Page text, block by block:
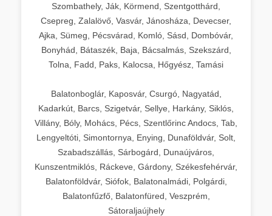
Szombathely, Ják, Körmend, Szentgotthárd,
Csepreg, Zalalövő, Vasvár, Jánosháza, Devecser,
Ajka, Sümeg, Pécsvárad, Komló, Sásd, Dombóvár,
Bonyhád, Bátaszék, Baja, Bácsalmás, Szekszárd,
Tolna, Fadd, Paks, Kalocsa, Hőgyész, Tamási
Balatonboglár, Kaposvár, Csurgó, Nagyatád,
Kadarkút, Barcs, Szigetvár, Sellye, Harkány, Siklós,
Villány, Bóly, Mohács, Pécs, Szentlőrinc Andocs, Tab,
Lengyeltóti, Simontornya, Enying, Dunaföldvár, Solt,
Szabadszállás, Sárbogárd, Dunaújváros,
Kunszentmiklós, Ráckeve, Gárdony, Székesfehérvár,
Balatonföldvár, Siófok, Balatonalmádi, Polgárdi,
Balatonfűzfő, Balatonfüred, Veszprém,
Sátoraljaújhely